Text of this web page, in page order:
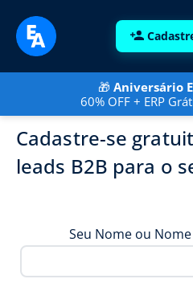
🎁 Aniversário
60% OFF + ERP
Cadastre-se
leads B2B para o
Seu Nome ou